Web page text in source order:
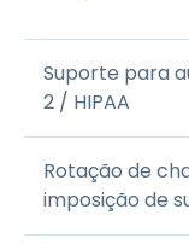
Suporte para
2 / HIPAA
Rotação de
imposição de